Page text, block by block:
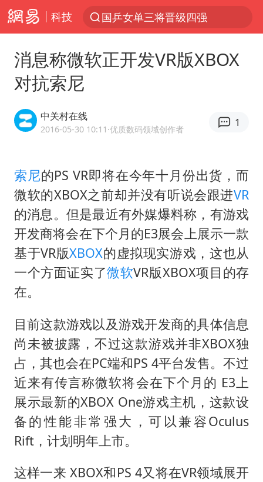
科技
国乒女单三将晋级四强
马克·艾伦退出斯诺克中国公开赛
茅台部分直营店飞天茅台提价
上四休三，但降薪1000元，你接受吗？
杭州全市有序停课
商场现钱学森巨幅海报 负责人回应
36岁男演员成景区NPC后人气爆棚
全民健身事业高质量发展
老挝国会主席赛宋蓬逝世
夏日经济乘“热”而上 消费市场向“新”而行
白海豚将正面袭击贯穿浙江
酒店回应车内过夜被收150元
乐享全民健身 共筑健康中国
消息称微软正开发VR版XBOX
对抗索尼
中关村在线
2016-05-30 10:11 ·优质数码领域创作者
1
索尼的PS VR即将在今年十月份出货，而
微软的XBOX之前却并没有听说会跟进VR
的消息。但是最近有外媒爆料称，有游戏
开发商将会在下个月的E3展会上展示一款
基于VR版XBOX的虚拟现实游戏，这也从
一个方面证实了微软VR版XBOX项目的存
在。
目前这款游戏以及游戏开发商的具体信息
尚未被披露，不过这款游戏并非XBOX独
占，其也会在PC端和PS 4平台发售。不过
近来有传言称微软将会在下个月的 E3上
展示最新的XBOX One游戏主机，这款设
备的性能非常强大，可以兼容Oculus
Rift，计划明年上市。
这样一来 XBOX和PS 4又将在VR领域展开